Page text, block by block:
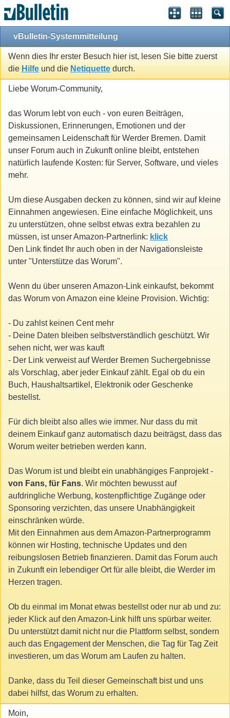
vBulletin-Systemmitteilung
Wenn dies Ihr erster Besuch hier ist, lesen Sie bitte zuerst
die Hilfe und die Netiquette durch.
Liebe Worum-Community,
das Worum lebt von euch - von euren Beiträgen,
Diskussionen, Erinnerungen, Emotionen und der
gemeinsamen Leidenschaft für Werder Bremen. Damit
unser Forum auch in Zukunft online bleibt, entstehen
natürlich laufende Kosten: für Server, Software, und vieles
mehr.
Um diese Ausgaben decken zu können, sind wir auf kleine
Einnahmen angewiesen. Eine einfache Möglichkeit, uns
zu unterstützen, ohne selbst etwas extra bezahlen zu
müssen, ist unser Amazon-Partnerlink: klick
Den Link findet Ihr auch oben in der Navigationsleiste
unter "Unterstütze das Worum".
Wenn du über unseren Amazon-Link einkaufst, bekommt
das Worum von Amazon eine kleine Provision. Wichtig:
- Du zahlst keinen Cent mehr
- Deine Daten bleiben selbstverständlich geschützt. Wir
sehen nicht, wer was kauft
- Der Link verweist auf Werder Bremen Suchergebnisse
als Vorschlag, aber jeder Einkauf zählt. Egal ob du ein
Buch, Haushaltsartikel, Elektronik oder Geschenke
bestellst.
Für dich bleibt also alles wie immer. Nur dass du mit
deinem Einkauf ganz automatisch dazu beiträgst, dass das
Worum weiter betrieben werden kann.
Das Worum ist und bleibt ein unabhängiges Fanprojekt -
von Fans, für Fans. Wir möchten bewusst auf
aufdringliche Werbung, kostenpflichtige Zugänge oder
Sponsoring verzichten, das unsere Unabhängigkeit
einschränken würde.
Mit den Einnahmen aus dem Amazon-Partnerprogramm
können wir Hosting, technische Updates und den
reibungslosen Betrieb finanzieren. Damit das Forum auch
in Zukunft ein lebendiger Ort für alle bleibt, die Werder im
Herzen tragen.
Ob du einmal im Monat etwas bestellst oder nur ab und zu:
jeder Klick auf den Amazon-Link hilft uns spürbar weiter.
Du unterstützt damit nicht nur die Plattform selbst, sondern
auch das Engagement der Menschen, die Tag für Tag Zeit
investieren, um das Worum am Laufen zu halten.
Danke, dass du Teil dieser Gemeinschaft bist und uns
dabei hilfst, das Worum zu erhalten.
Moin,